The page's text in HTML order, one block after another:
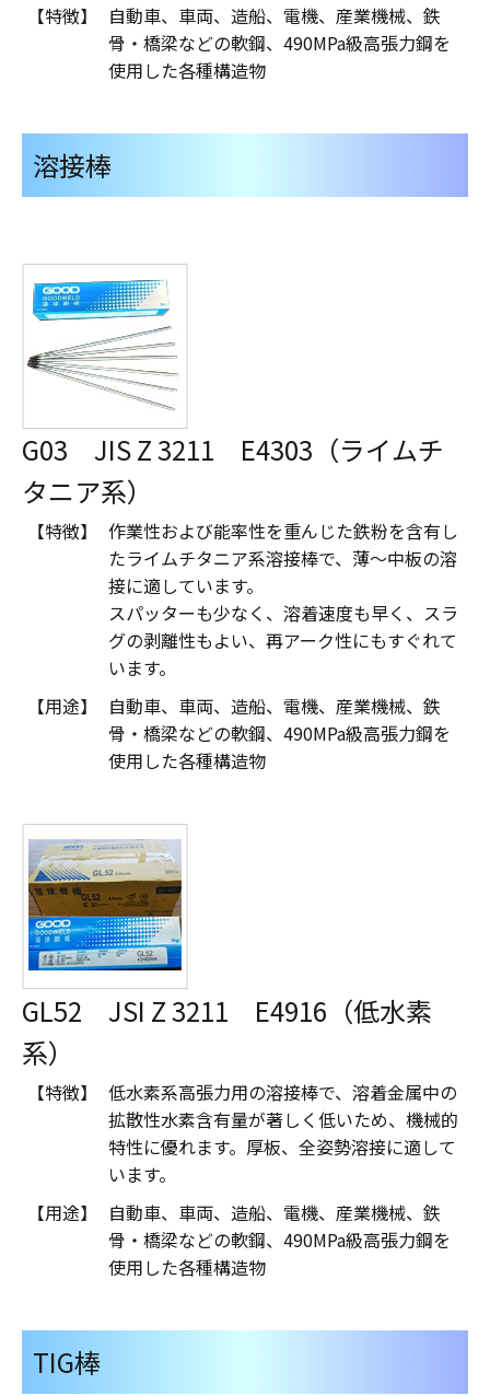
【特徴】
自動車、車両、造船、電機、産業機械、鉄
骨・橋梁などの軟鋼、490MPa級高張力鋼を
使用した各種構造物
溶接棒
G03 JIS Z 3211 E4303（ライムチ
タニア系）
【特徴】
作業性および能率性を重んじた鉄粉を含有し
たライムチタニア系溶接棒で、薄～中板の溶
接に適しています。
スパッターも少なく、溶着速度も早く、スラ
グの剥離性もよい、再アーク性にもすぐれて
います。
【用途】
自動車、車両、造船、電機、産業機械、鉄
骨・橋梁などの軟鋼、490MPa級高張力鋼を
使用した各種構造物
GL52 JSI Z 3211 E4916（低水素
系）
【特徴】
低水素系高張力用の溶接棒で、溶着金属中の
拡散性水素含有量が著しく低いため、機械的
特性に優れます。厚板、全姿勢溶接に適して
います。
【用途】
自動車、車両、造船、電機、産業機械、鉄
骨・橋梁などの軟鋼、490MPa級高張力鋼を
使用した各種構造物
TIG棒